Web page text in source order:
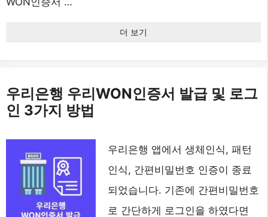
더 보기
우리은행 우리WON인증서 발급 및 로그
인 3가지 방법
우리은행 앱에서 생체인식, 패턴
인식, 간편비밀번호 인증이 종료
되었습니다. 기존에 간편비밀번호
로 간단하게 로그인을 하였다면